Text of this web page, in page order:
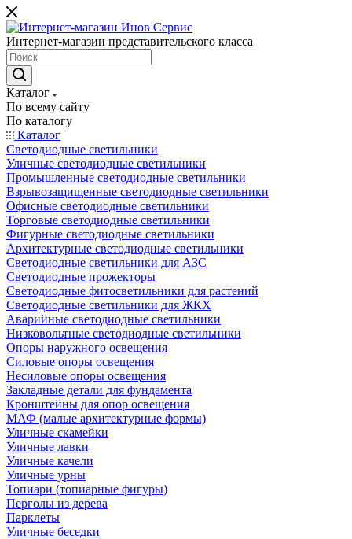
Интернет-магазин представительского класса
Каталог
По всему сайту
По каталогу
Каталог
Светодиодные светильники
Уличные светодиодные светильники
Промышленные светодиодные светильники
Взрывозащищенные светодиодные светильники
Офисные светодиодные светильники
Торговые светодиодные светильники
Фигурные светодиодные светильники
Архитектурные светодиодные светильники
Светодиодные светильники для АЗС
Светодиодные прожекторы
Светодиодные фитосветильники для растений
Светодиодные светильники для ЖКХ
Аварийные светодиодные светильники
Низковольтные светодиодные светильники
Опоры наружного освещения
Силовые опоры освещения
Несиловые опоры освещения
Закладные детали для фундамента
Кронштейны для опор освещения
МАФ (малые архитектурные формы)
Уличные скамейки
Уличные лавки
Уличные качели
Уличные урны
Топиари (топиарные фигуры)
Перголы из дерева
Парклеты
Уличные беседки